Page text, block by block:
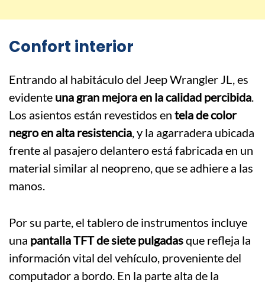
Confort interior
Entrando al habitáculo del Jeep Wrangler JL, es
evidente una gran mejora en la calidad percibida.
Los asientos están revestidos en tela de color
negro en alta resistencia, y la agarradera ubicada
frente al pasajero delantero está fabricada en un
material similar al neopreno, que se adhiere a las
manos.
Por su parte, el tablero de instrumentos incluye
una pantalla TFT de siete pulgadasque refleja la
información vital del vehículo, proveniente del
computador a bordo. En la parte alta de la